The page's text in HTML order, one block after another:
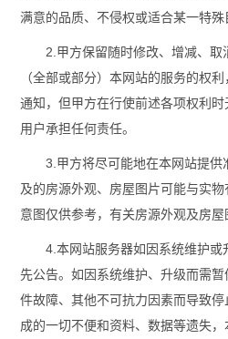
满意的品质、不侵权或适合某一特殊
2.甲方保留随时修改、增减、取
（全部或部分）本网站的服务的权
通知，但甲方在行使前述各项权利
用户承担任何责任。
3.甲方将尽可能地在本网站提供
及的房源外观、房屋图片可能与实
意图仅供参考，有关房源外观及房屋
4.本网站服务器如因系统维护或
先公告。如因系统维护、升级而需
件故障、其他不可抗力因素而导致
成的一切不便和资料、数据等遗失